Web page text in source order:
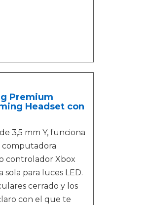
Premium
Headset con
3,5 mm Y, funciona
computadora
controlador Xbox
para luces LED.
cerrado y los
con el que te